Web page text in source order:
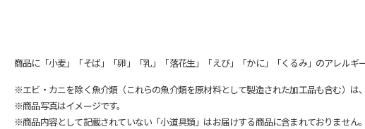
商品に「小麦」「そば」「卵」「乳」「落花生」「えび」「かに」「くるみ」のアレルギ
※エビ・カニを除く魚介類（これらの魚介類を原材料として製造された加工品も含む）は
※商品写真はイメージです。
※商品内容として記載されていない「小道具類」はお届けする商品に含まれておりません。